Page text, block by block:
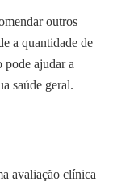
outros
a quantidade de
pode ajudar a
saúde geral.
avaliação clínica